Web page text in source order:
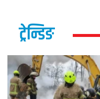
ट्रेन्डिङ